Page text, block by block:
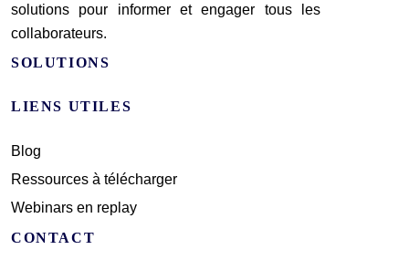
solutions pour informer et engager tous les
collaborateurs.
SOLUTIONS
LIENS UTILES
Blog
Ressources à télécharger
Webinars en replay
CONTACT